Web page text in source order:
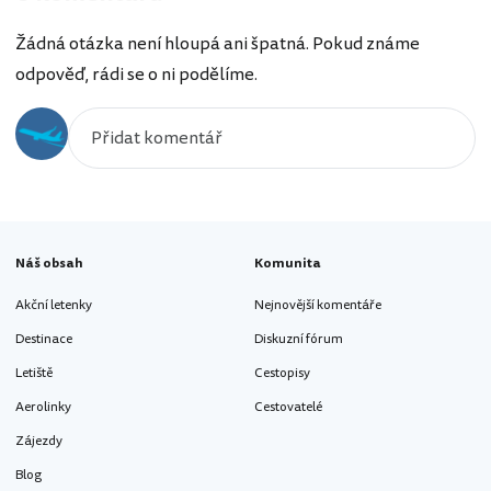
Žádná otázka není hloupá ani špatná. Pokud známe
odpověď, rádi se o ni podělíme.
Náš obsah
Akční letenky
Destinace
Letiště
Aerolinky
Zájezdy
Blog
Komunita
Nejnovější komentáře
Diskuzní fórum
Cestopisy
Cestovatelé